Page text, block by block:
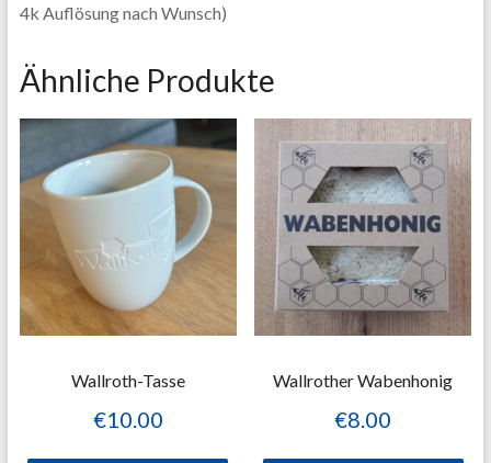
4k Auflösung nach Wunsch)
Ähnliche Produkte
Wallroth-Tasse
€10.00
Wallrother Wabenhonig
€8.00